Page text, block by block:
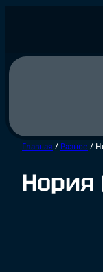
Главная / Разное /
Нория